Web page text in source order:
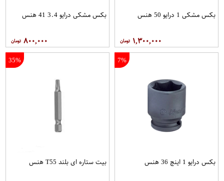
بکس مشکی 1 درایو 50 هنس
۱,۳۰۰,۰۰۰
بکس مشکی درایو 3.4 41 هنس
۸۰۰,۰۰۰
7%
بکس درایو 1 اینچ 36 هنس
35%
بیت ستاره ای بلند T55 هنس